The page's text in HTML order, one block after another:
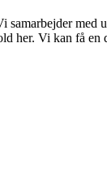
med
her. Vi kan få en